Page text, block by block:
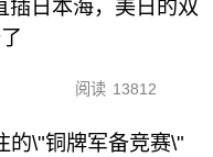
插日本海，美日的双
阅读 13812
的\"铜牌军备竞赛\"